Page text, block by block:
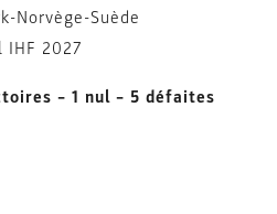
Norvège-Suède
IHF 2027
– 1 nul – 5 défaites